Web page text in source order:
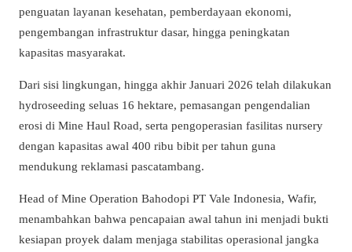
penguatan layanan kesehatan, pemberdayaan ekonomi,
pengembangan infrastruktur dasar, hingga peningkatan
kapasitas masyarakat.
Dari sisi lingkungan, hingga akhir Januari 2026 telah dilakukan
hydroseeding seluas 16 hektare, pemasangan pengendalian
erosi di Mine Haul Road, serta pengoperasian fasilitas nursery
dengan kapasitas awal 400 ribu bibit per tahun guna
mendukung reklamasi pascatambang.
Head of Mine Operation Bahodopi PT Vale Indonesia, Wafir,
menambahkan bahwa pencapaian awal tahun ini menjadi bukti
kesiapan proyek dalam menjaga stabilitas operasional jangka